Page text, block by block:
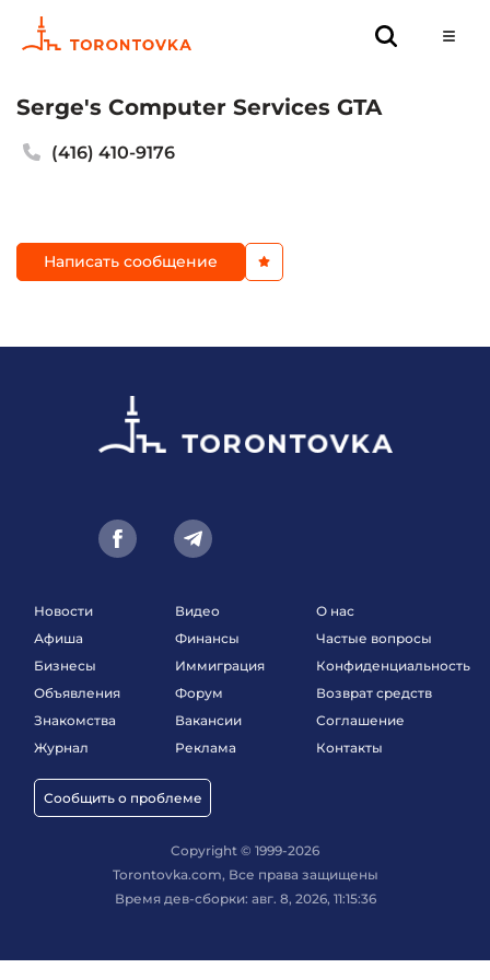
Serge's Computer Services GTA
(416) 410-9176
Написать сообщение
Новости
Афиша
Бизнесы
Объявления
Знакомства
Журнал
Сообщить о проблеме
Видео
Финансы
Иммиграция
Форум
Вакансии
Реклама
О нас
Частые вопросы
Конфиденциальность
Возврат средств
Соглашение
Контакты
Copyright © 1999-2026
Torontovka.com, Все права защищены
Время дев-сборки: авг. 8, 2026, 11:15:36